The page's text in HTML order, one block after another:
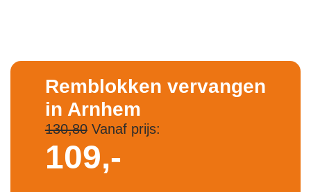
Remblokken vervangen
in Arnhem
130,80Vanaf prijs:
109,-